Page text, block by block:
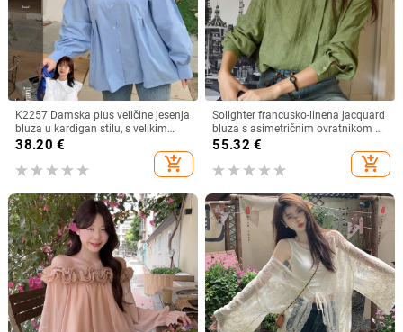
K2257 Damska plus veličine jesenja
bluza u kardigan stilu, s velikim
ovratnikom, dvostrukim slojem i
čipkastim rubom, sladak izgled
38.20 €
add_shopping_cart
Solighter francusko-linena jacquard
bluza s asimetričnim ovratnikom za
žene, dugi rukavi, proljeće 2026
55.32 €
add_shopping_cart